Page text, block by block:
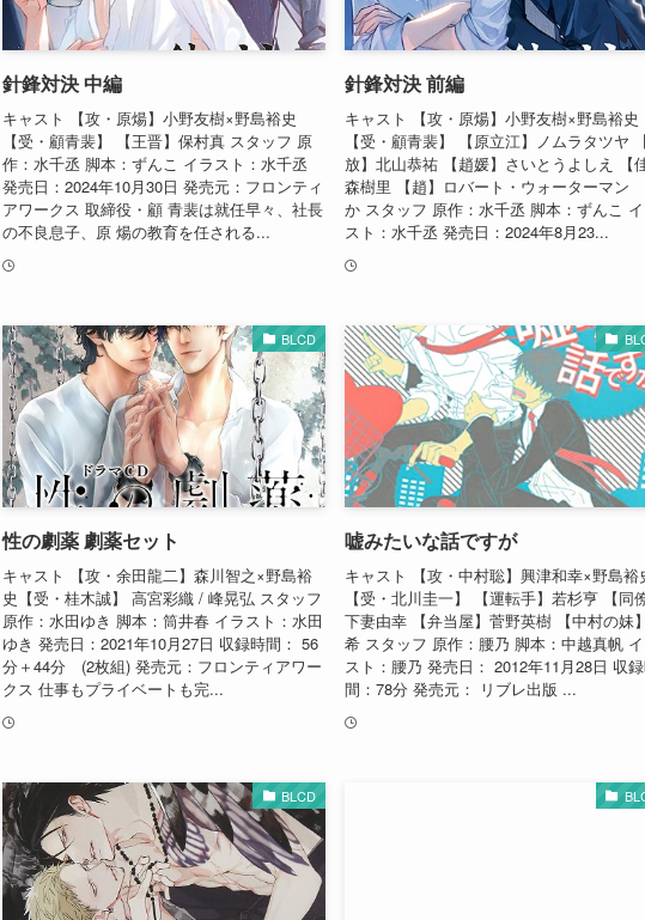
針鋒対決 中編
キャスト 【攻・原煬】小野友樹×野島裕史
【受・顧青裴】 【王晋】保村真 スタッフ 原
作：水千丞 脚本：ずんこ イラスト：水千丞
発売日：2024年10月30日 発売元：フロンティ
アワークス 取締役・顧 青裴は就任早々、社長
の不良息子、原 煬の教育を任される...
針鋒対決 前編
キャスト 【攻・原煬】小野友樹×野島裕史
【受・顧青裴】 【原立江】ノムラタツヤ
放】北山恭祐 【趙媛】さいとうよしえ 【佳
森樹里 【趙】ロバート・ウォーターマン
か スタッフ 原作：水千丞 脚本：ずんこ
スト：水千丞 発売日：2024年8月23...
BLCD
性の劇薬 劇薬セット
キャスト 【攻・余田龍二】森川智之×野島裕
史【受・桂木誠】 高宮彩織 / 峰晃弘 スタッフ
原作：水田ゆき 脚本：筒井春 イラスト：水田
ゆき 発売日：2021年10月27日 収録時間： 56
分＋44分 (2枚組) 発売元：フロンティアワー
クス 仕事もプライベートも完...
嘘みたいな話ですが
キャスト 【攻・中村聡】興津和幸×野島裕
【受・北川圭一】 【運転手】若杉亨 【同僚
下妻由幸 【弁当屋】菅野英樹 【中村の妹
希 スタッフ 原作：腰乃 脚本：中越真帆
スト：腰乃 発売日： 2012年11月28日 収
間：78分 発売元： リブレ出版 ...
BLCD